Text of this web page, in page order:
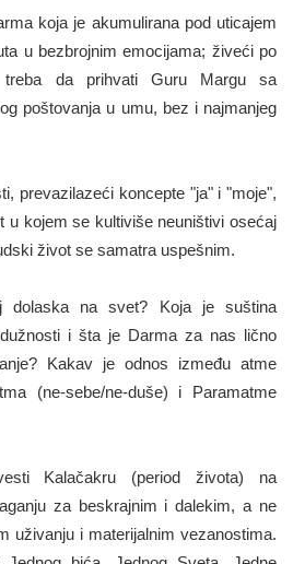
koja je akumulirana pod uticajem
u bezbrojnim emocijama; živeći po
treba da prihvati Guru Margu sa
poštovanja u umu, bez i najmanjeg
prevazilazeći koncepte "ja" i "moje",
u kojem se kultiviše neuništivi osećaj
život se samatra uspešnim.
dolaska na svet? Koja je suština
i šta je Darma za nas lično
Kakav je odnos između atme
(ne-sebe/ne-duše) i Paramatme
Kalačakru (period života) na
za beskrajnim i dalekim, a ne
uživanju i materijalnim vezanostima.